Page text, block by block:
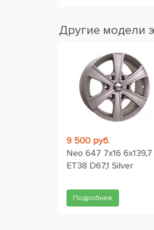
Другие модели
9 500 руб.
Neo 647 7x16 6x139,7
ET38 D67,1 Silver
Подробнее